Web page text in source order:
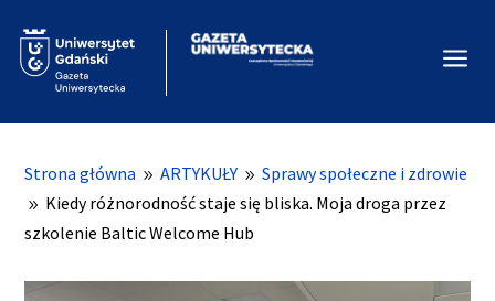
a
Strona główna 9 ARTYKUŁY 9 Sprawy społeczne i zdrowie
9 Kiedy różnorodność staje się bliska. Moja droga przez
szkolenie Baltic Welcome Hub